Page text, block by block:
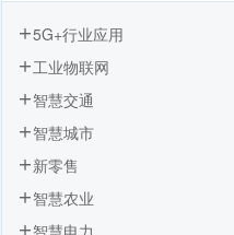
5G+行业应用
工业物联网
智慧交通
智慧城市
新零售
智慧农业